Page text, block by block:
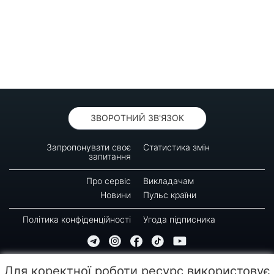
ЗВОРОТНИЙ ЗВ'ЯЗОК
Запропонувати своє
запитання
Статистика змін
Про сервіс
Викладачам
Новини
Пульс країни
Політика конфіденційності Угода підписника
Для коректної роботи ресурс використовує